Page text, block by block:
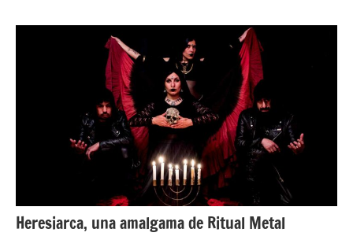
Heresiarca, una amalgama de Ritual Metal